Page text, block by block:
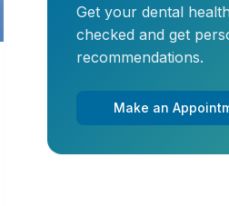
Get your dental
checked and get
recommendations.
Make an